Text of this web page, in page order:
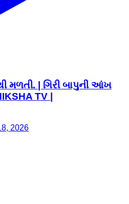
મળતી. | ગિરી બાપુની આંખ
TV |
2026